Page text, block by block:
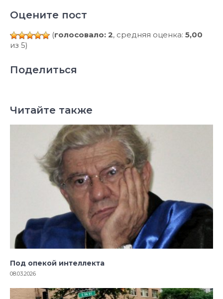
Оцените пост
(голосовало: 2, средняя оценка: 5,00
из 5)
Поделиться
Читайте также
Под опекой интеллекта
08.03.2026